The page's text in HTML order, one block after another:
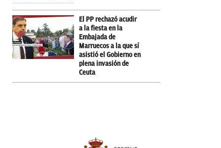
El PP rechazó acudir
a la fiesta en la
Embajada de
Marruecos a la que sí
asistió el Gobierno en
plena invasión de
Ceuta